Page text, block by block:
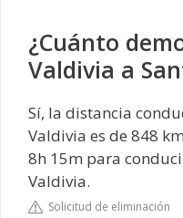
¿Cuánto
Valdivia a
Sí, la distancia
Valdivia es de 848
8h 15m para
Valdivia.
Solicitud de eliminación